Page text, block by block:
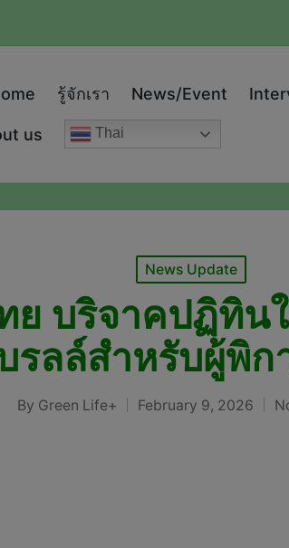
รู้จักเรา News/Event
us Thai
Posted
News Update
ทย บริจาคปฏิทิ
รลล์สำหรับผู้พิก
Posted
By Green Life+ February 9, 2026